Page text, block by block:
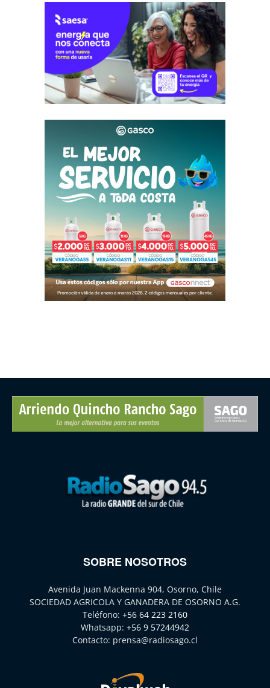
SOBRE NOSOTROS
Avenida Juan Mackenna 904, Osorno, Chile
SOCIEDAD AGRICOLA Y GANADERA DE OSORNO A.G.
Teléfono: +56 64 223 2160
Whatsapp: +56 9 57244942
Contacto: prensa@radiosago.cl